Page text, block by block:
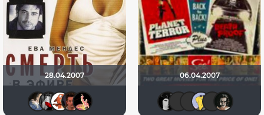
28.04.2007
draude FlameRi_FOX
06.04.2007